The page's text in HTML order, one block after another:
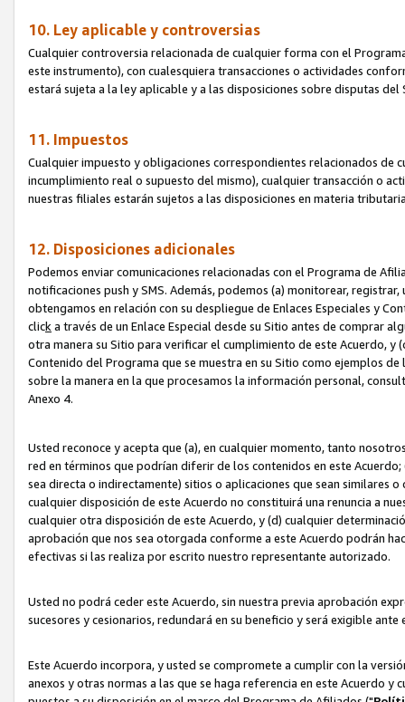
10. Ley aplicable y controversias
Cualquier controversia relacionada de cualquier forma con el
este instrumento), con cualesquiera transacciones o actividades
estará sujeta a la ley aplicable y a las disposiciones sobre disputas
11. Impuestos
Cualquier impuesto y obligaciones correspondientes relacionados de
incumplimiento real o supuesto del mismo), cualquier transacción o
nuestras filiales estarán sujetos a las disposiciones en materia
12. Disposiciones adicionales
Podemos enviar comunicaciones relacionadas con el Programa de
notificaciones push y SMS. Además, podemos (a) monitorear,
obtengamos en relación con su despliegue de Enlaces Especiales y
clicka través de un Enlace Especial desde su Sitio antes de comprar
otra manera su Sitio para verificar el cumplimiento de este Acuerdo,
Contenido del Programa que se muestra en su Sitio como ejemplos
sobre la manera en la que procesamos la información personal,
Anexo 4.
Usted reconoce y acepta que (a), en cualquier momento, tanto
red en términos que podrían diferir de los contenidos en este
sea directa o indirectamente) sitios o aplicaciones que sean similares
cualquier disposición de este Acuerdo no constituirá una renuncia a
cualquier otra disposición de este Acuerdo, y (d) cualquier
aprobación que nos sea otorgada conforme a este Acuerdo podrán
efectivas si las realiza por escrito nuestro representante autorizado.
Usted no podrá ceder este Acuerdo, sin nuestra previa aprobación
sucesores y cesionarios, redundará en su beneficio y será exigible
Este Acuerdo incorpora, y usted se compromete a cumplir con la
anexos y otras normas a las que se haga referencia en este Acuerdo